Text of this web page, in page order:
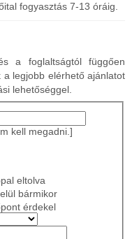
fogyasztás 7-13 óráig.
a foglaltságtól függően
legjobb elérhető ajánlatot
lehetőséggel.
kell megadni.]
eltolva
bármikor
érdekel